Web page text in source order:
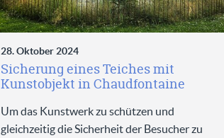
28. Oktober 2024
Sicherung eines Teiches mit
Kunstobjekt in Chaudfontaine
Um das Kunstwerk zu schützen und
gleichzeitig die Sicherheit der Besucher zu